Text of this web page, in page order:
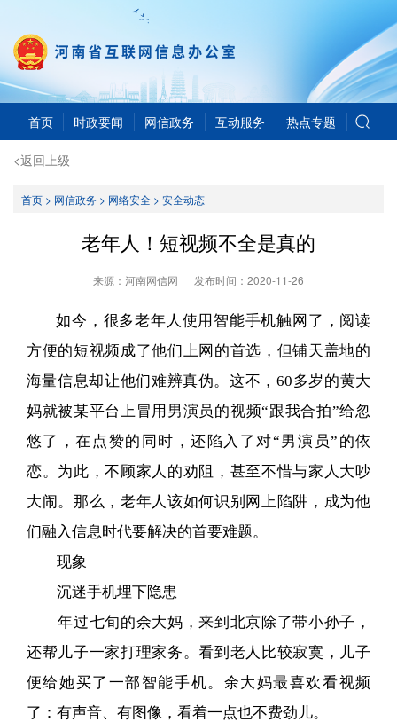
首页 时政要闻 网信政务 互动服务 热点专题
<返回上级
首页> 网信政务> 网络安全> 安全动态
老年人！短视频不全是真的
来源：河南网信网 发布时间： 2020-11-26
如今，很多老年人使用智能手机触网了，阅读
方便的短视频成了他们上网的首选，但铺天盖地的
海量信息却让他们难辨真伪。这不，60多岁的黄大
妈就被某平台上冒用男演员的视频“跟我合拍”给忽
悠了，在点赞的同时，还陷入了对“男演员”的依
恋。为此，不顾家人的劝阻，甚至不惜与家人大吵
大闹。那么，老年人该如何识别网上陷阱，成为他
们融入信息时代要解决的首要难题。
现象
沉迷手机埋下隐患
年过七旬的余大妈，来到北京除了带小孙子，
还帮儿子一家打理家务。看到老人比较寂寞，儿子
便给她买了一部智能手机。余大妈最喜欢看视频
了：有声音、有图像，看着一点也不费劲儿。